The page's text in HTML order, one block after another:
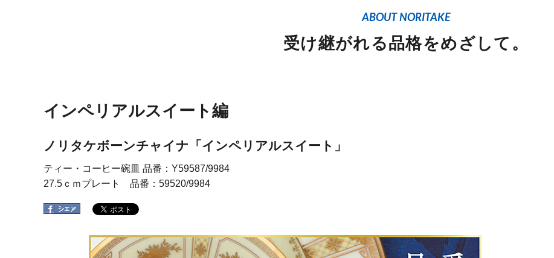
ABOUT NORITAKE
受け継がれる品格をめざして。
インペリアルスイート編
ノリタケボーンチャイナ「インペリアルスイート」
ティー・コーヒー碗皿 品番：Y59587/9984
27.5ｃｍプレート 品番：59520/9984